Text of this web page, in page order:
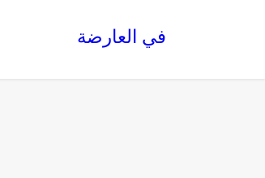
في العارضة